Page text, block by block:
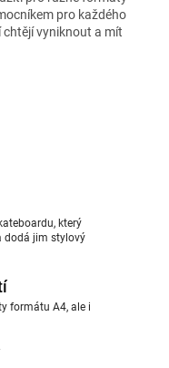
pro každého
vyniknout a mít
který
dodá jim stylový
formátu A4, ale i